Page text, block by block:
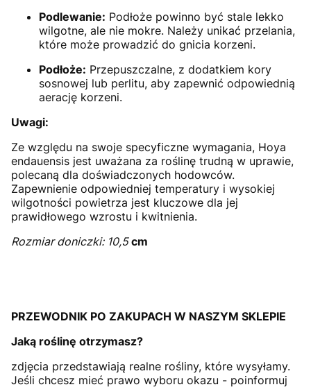
Podlewanie: Podłoże powinno być stale lekko
wilgotne, ale nie mokre. Należy unikać przelania,
które może prowadzić do gnicia korzeni.
Podłoże: Przepuszczalne, z dodatkiem kory
sosnowej lub perlitu, aby zapewnić odpowiednią
aerację korzeni.
Uwagi:
Ze względu na swoje specyficzne wymagania, Hoya
endauensis jest uważana za roślinę trudną w uprawie,
polecaną dla doświadczonych hodowców.
Zapewnienie odpowiedniej temperatury i wysokiej
wilgotności powietrza jest kluczowe dla jej
prawidłowego wzrostu i kwitnienia.
Rozmiar doniczki: 10,5cm
PRZEWODNIK PO ZAKUPACH W NASZYM SKLEPIE
Jaką roślinę otrzymasz?
zdjęcia przedstawiają realne rośliny, które wysyłamy.
Jeśli chcesz mieć prawo wyboru okazu - poinformuj